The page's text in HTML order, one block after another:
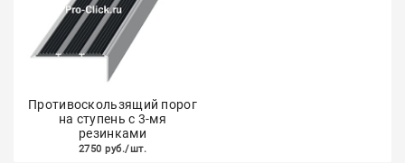
Противоскользящий порог
на ступень с 3-мя
резинками
2750 руб./шт.